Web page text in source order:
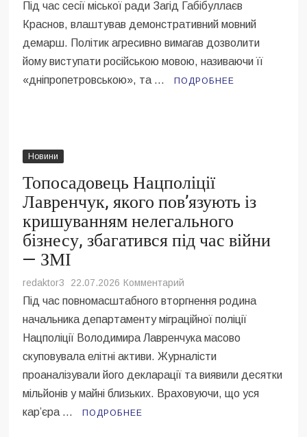
Краснов
влаштував
мовну
провокацію
на
Під час сесії міської ради Загід Габібуллаєв
Краснов, влаштував демонстративний мовний
демарш. Політик агресивно вимагав дозволити
йому виступати російською мовою, називаючи її
«дніпропетровською», та …
ПОДРОБНЕЕ
Новини
Топосадовець Нацполіції
Лавренчук, якого пов’язують із
кришуванням нелегального
бізнесу, збагатився під час війни
— ЗМІ
redaktor3 22.07.2026 Комментарий
Лавренчук,
якого
пов’язують
із
кришуванням
Під час повномасштабного вторгнення родина
начальника департаменту міграційної поліції
Нацполіції Володимира Лавренчука масово
скуповувала елітні активи. Журналісти
проаналізували його декларації та виявили десятки
мільйонів у майні близьких. Враховуючи, що уся
карʼєра …
ПОДРОБНЕЕ